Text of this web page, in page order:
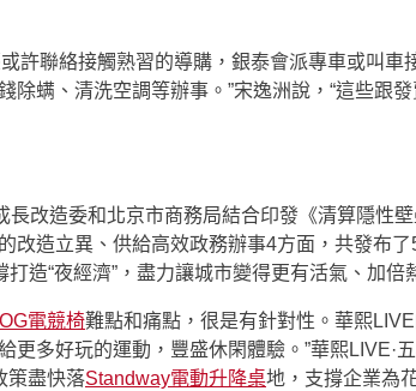
許聯絡接觸熟習的導購，銀泰會派專車或叫車
螨、清洗空調等辦事。”宋逸洲說，“這些跟
改造委和北京市商務局結合印發《清算隱性
改造立異、供給高效政務辦事4方面，共發布了
造“夜經濟”，盡力讓城市變得更有活氣、加倍
電競椅難點和痛點，很是有針對性。華熙
多好玩的運動，豐盛休閑體驗。”華熙LIVE·
策盡快落Standway電動升降桌地，支撐企業為